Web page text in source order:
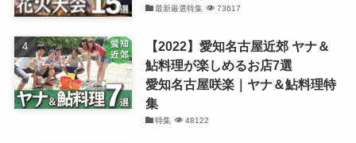
最新厳選特集 73617
【2022】愛知名古屋近郊 ヤナ＆
鮎料理が楽しめるお店7選
愛知名古屋咲楽｜ヤナ＆鮎料理特
集
特集 48122